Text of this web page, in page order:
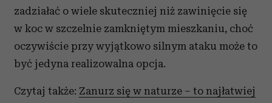
zadziałać o wiele skuteczniej niż zawinięcie się
w koc w szczelnie zamkniętym mieszkaniu, choć
oczywiście przy wyjątkowo silnym ataku może to
być jedyna realizowalna opcja.
Czytaj także: Zanurz się w naturze – to najłatwiej